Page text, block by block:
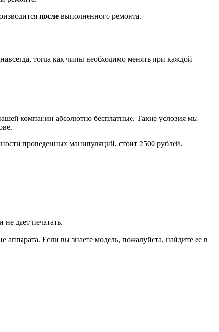
после выполненного ремонта.
тогда как чипы необходимо менять при каждой
компании абсолютно бесплатные. Такие условия мы
проведенных манипуляций, стоит 2500 рублей.
дает печатать.
Если вы знаете модель, пожалуйста, найдите ее в